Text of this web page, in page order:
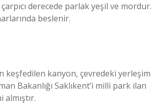
derecede parlak yeşil ve mordur.
beslenir.
keşfedilen kanyon, çevredeki yerleşim
Bakanlığı Saklıkent’i milli park ilan